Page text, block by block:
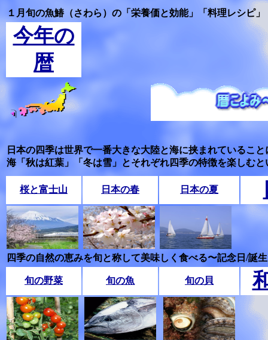
１月旬の魚鰆（さわら）の「栄養価と効能」「料理レシピ」
今年の
暦
日本の四季は世界で一番大きな大陸と海に挟まれているこ
海「秋は紅葉」「冬は雪」とそれぞれ四季の特徴を楽しむ
桜と富士山 日本の春 日本の夏
四季の自然の恵みを旬と称して美味しく食べる〜記念日/誕
旬の野菜 旬の魚 旬の貝